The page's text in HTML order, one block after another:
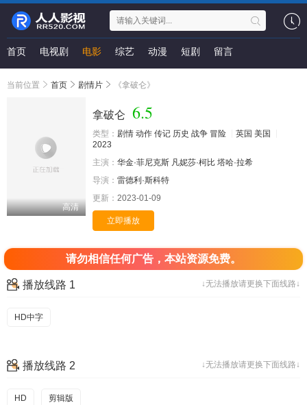
首页 电视剧 电影 综艺 动漫 短剧 留言
当前位置 首页 剧情片 《拿破仑》
高清
拿破仑 6.5
类型： 剧情 动作 传记 历史 战争 冒险 英国 美国
2023
主演： 华金·菲尼克斯 凡妮莎·柯比 塔哈·拉希
导演： 雷德利·斯科特
更新： 2023-01-09
立即播放
请勿相信任何广告，本站资源免费。
↓无法播放请更换下面线路↓
播放线路 1
HD中字
↓无法播放请更换下面线路↓
播放线路 2
HD 剪辑版